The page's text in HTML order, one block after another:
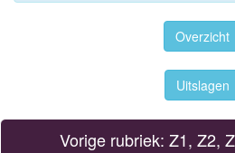
Overzicht
Uitslagen
Vorige rubriek: Z1, Z2,